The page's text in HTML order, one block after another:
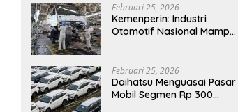
Februari 25, 2026
Kemenperin: Industri
Otomotif Nasional Mampu
Februari 25, 2026
Daihatsu Menguasai Pasar
Mobil Segmen Rp 300